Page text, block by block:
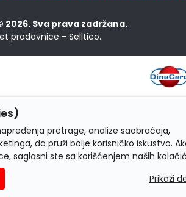
2026. Sva prava zadržana.
prodavnice - Selltico.
pretrage, analize saobraćaja,
da pruži bolje korisničko iskustvo.
saglasni ste sa korišćenjem naših
Prikaži